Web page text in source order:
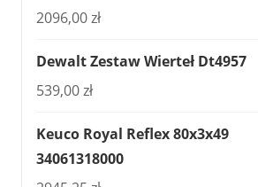
2096,00zł
Dewalt Zestaw Wierteł Dt4957
539,00zł
Keuco Royal Reflex 80x3x49
34061318000